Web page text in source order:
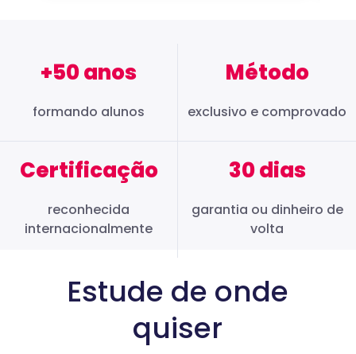
+50 anos
formando alunos
Método
exclusivo e comprovado
Certificação
reconhecida
internacionalmente
30 dias
garantia ou dinheiro de
volta
Estude de onde
quiser